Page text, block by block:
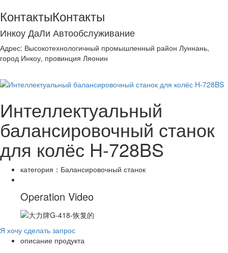
КонтактыКонтакты
Инкоу ДаЛи Автообслуживание
Адрес: Высокотехнологичный промышленный район Луннань,
город Инкоу, провинция Ляонин
Интеллектуальный
балансировочный станок
для колёс H-728BS
категория： Балансировочный станок
Operation Video
Я хочу сделать запрос
описание продукта